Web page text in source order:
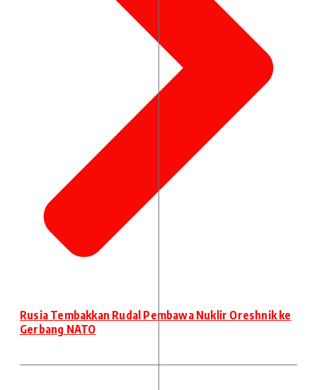
Rusia Tembakkan Rudal Pembawa Nuklir Oreshnik ke
Gerbang NATO